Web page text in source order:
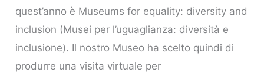
quest’anno è Museums for equality: diversity and
inclusion (Musei per l’uguaglianza: diversità e
inclusione). Il nostro Museo ha scelto quindi di
produrre una visita virtuale per